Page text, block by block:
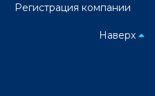
Регистрация компании
Наверх